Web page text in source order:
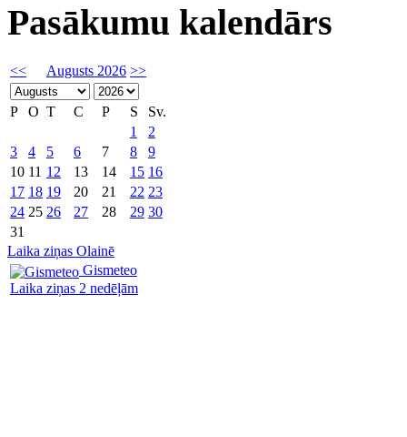
Pasākumu kalendārs
<< Augusts 2026 >>
P O T C P S
Sv.
1
2
3
4 5 6 7 8
9
10 11 12 13 14 15 16
17 18 19 20 21 22 23
24 25 26 27 28 29 30
31
Laika ziņas Olainē
Gismeteo
Laika ziņas 2 nedēļām